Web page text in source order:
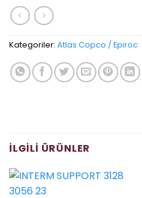
Kategoriler: Atlas Copco / Epiroc
İLGILI ÜRÜNLER